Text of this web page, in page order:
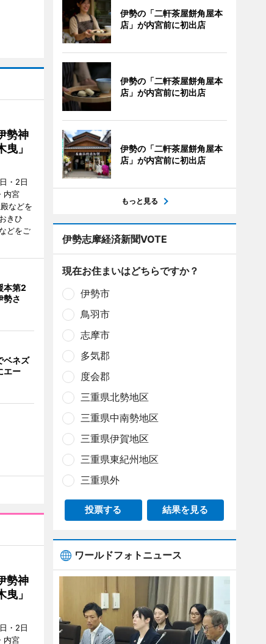
勢神
」
・2日
内宮
などを
きひ
どをご
本第2
さ
ベネズ
エー
勢神
」
・2日
内宮
伊勢の「二軒茶屋餅角屋本
店」が内宮前に初出店
伊勢の「二軒茶屋餅角屋本
店」が内宮前に初出店
伊勢の「二軒茶屋餅角屋本
店」が内宮前に初出店
もっと見る
伊勢志摩経済新聞VOTE
現在お住まいはどちらですか？
伊勢市
鳥羽市
志摩市
多気郡
度会郡
三重県北勢地区
三重県中南勢地区
三重県伊賀地区
三重県東紀州地区
三重県外
投票する 結果を見る
ワールドフォトニュース